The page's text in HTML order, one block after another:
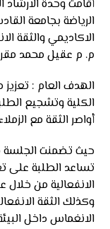
أقامت وحدة الارشاد
الرياضة بجامعة
الاكاديمي والثقة
م. م عقيل محمد
الهدف العام : تعزيز
الكلية وتشجيع
أواصر الثقة مع
حيث تضمنت الجلسة
تساعد الطلبة على
الانفعالية من
وكذلك الثقة
الانغماس داخل